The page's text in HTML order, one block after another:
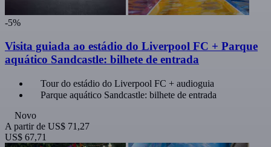
-5%
Visita guiada ao estádio do Liverpool FC + Parque
aquático Sandcastle: bilhete de entrada
Tour do estádio do Liverpool FC + audioguia
Parque aquático Sandcastle: bilhete de entrada
Novo
A partir de US$ 71,27
US$ 67,71